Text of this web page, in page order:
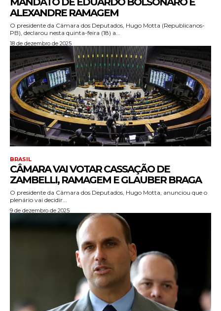
ALEXANDRE RAMAGEM
O presidente da Câmara dos Deputados, Hugo Motta (Republicanos-
PB), declarou nesta quinta-feira (18) a...
18 de dezembro de 2025
BRASIL
CÂMARA VAI VOTAR CASSAÇÃO DE
ZAMBELLI, RAMAGEM E GLAUBER BRAGA
O presidente da Câmara dos Deputados, Hugo Motta, anunciou que o
plenário vai decidir...
9 de dezembro de 2025